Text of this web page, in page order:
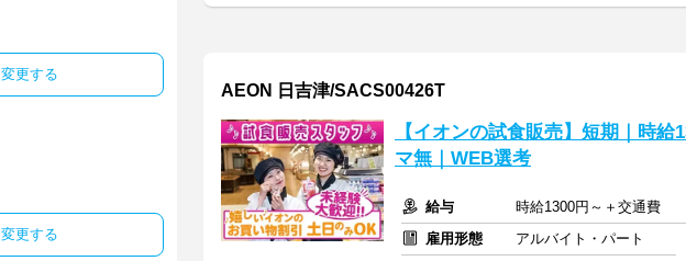
変更する
変更する
AEON 日吉津/SACS00426T
【イオンの試食販売】短期｜時
マ無｜WEB選考
給与
時給1300円～＋交通費
雇用形態
アルバイト・パート